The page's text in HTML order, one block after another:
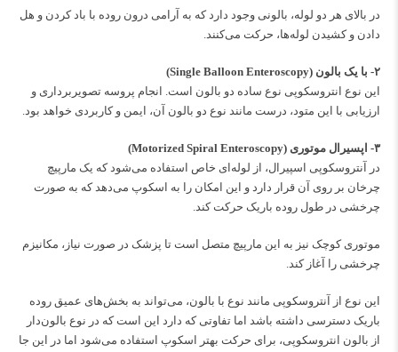
در بالای هر دو لوله، بالونی وجود دارد که به آرامی درون روده با باد کردن و هل
دادن و کشیدن لوله­‌ها، حرکت می‌کنند.
۲- با یک بالون (Single Balloon Enteroscopy)
این نوع انتروسکوپی نوع ساده دو بالون است. انجام پروسه تصویربرداری و
ارزیابی با این متود، درست مانند نوع دو بالون آن، ایمن و کاربردی خواهد بود.
۳- اپسیرال موتوری (Motorized Spiral Enteroscopy)
در آنتروسکوپی اسپیرال، از لوله‌­ای خاص استفاده می­‌شود که یک مارپیچ
چرخان بر روی آن قرار دارد و این امکان را به اسکوپ می­‌دهد که به صورت
چرخشی در طول روده باریک حرکت کند.
موتوری کوچک نیز به این مارپیچ متصل است تا پزشک در صورت نیاز، مکانیزم
چرخشی را آغاز کند.
این نوع از آنتروسکوپی مانند نوع با بالون، می­‌تواند به بخش­‌های عمیق روده
باریک دسترسی داشته باشد اما تفاوتی که دارد این است که در نوع بالون‌­دار
از بالون انتروسکوپی، برای حرکت بهتر اسکوپ استفاده می‌­شود اما در این جا